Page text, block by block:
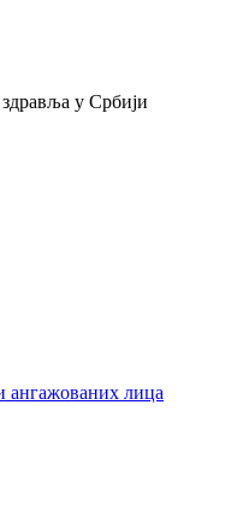
у Србији
ангажованих лица